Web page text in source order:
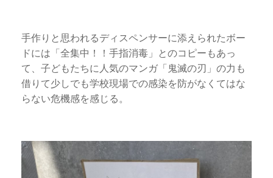
手作りと思われるディスペンサーに添えられたボー
ドには「全集中！！手指消毒」とのコピーもあっ
て、子どもたちに人気のマンガ「鬼滅の刃」の力も
借りて少しでも学校現場での感染を防がなくてはな
らない危機感を感じる。